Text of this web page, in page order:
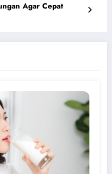
Agar Cepat